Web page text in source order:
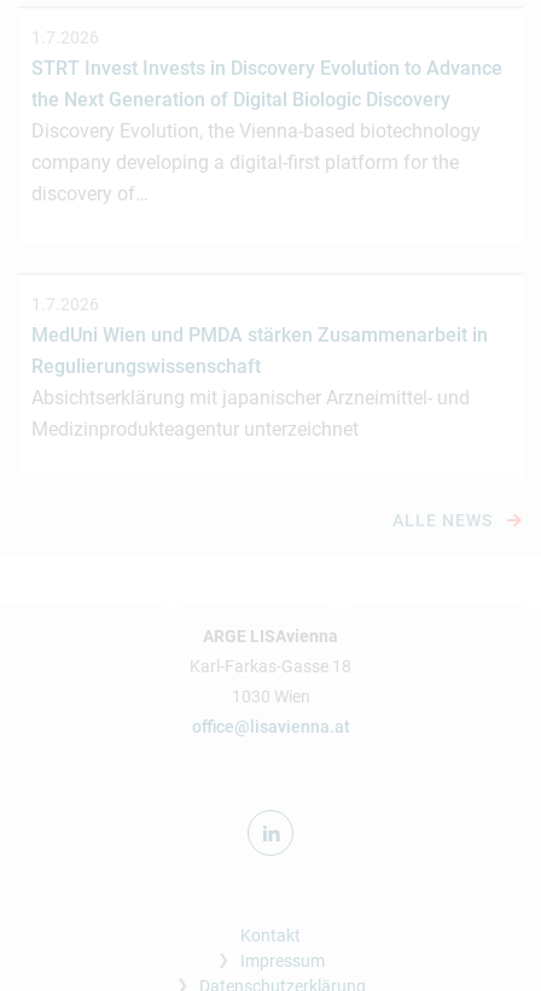
1.7.2026
STRT Invest Invests in Discovery Evolution to Advance
the Next Generation of Digital Biologic Discovery
Discovery Evolution, the Vienna-based biotechnology
company developing a digital-first platform for the
discovery of…
1.7.2026
MedUni Wien und PMDA stärken Zusammenarbeit in
Regulierungswissenschaft
Absichtserklärung mit japanischer Arzneimittel- und
Medizinprodukteagentur unterzeichnet
ALLE NEWS
ARGE LISAvienna
Karl-Farkas-Gasse 18
1030 Wien
office@lisavienna.at
Kontakt
Impressum
Datenschutzerklärung